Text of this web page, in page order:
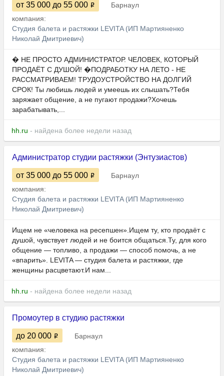
от 35 000 до 55 000
Барнаул
компания:
Студия балета и растяжки LEVITA (ИП Мартияненко
Николай Дмитриевич)
� НЕ ПРОСТО АДМИНИСТРАТОР. ЧЕЛОВЕК, КОТОРЫЙ
ПРОДАЁТ С ДУШОЙ! �ПОДРАБОТКУ НА ЛЕТО - НЕ
РАССМАТРИВАЕМ! ТРУДОУСТРОЙСТВО НА ДОЛГИЙ
СРОК! Ты любишь людей и умеешь их слышать?Тебя
заряжает общение, а не пугают продажи?Хочешь
зарабатывать,...
hh.ru - найдена более недели назад
Администратор студии растяжки (Энтузиастов)
от 35 000 до 55 000
Барнаул
компания:
Студия балета и растяжки LEVITA (ИП Мартияненко
Николай Дмитриевич)
Ищем не «человека на ресепшен».Ищем ту, кто продаёт с
душой, чувствует людей и не боится общаться.Ту, для кого
общение — топливо, а продажи — способ помочь, а не
«впарить». LEVITA — студия балета и растяжки, где
женщины расцветают.И нам...
hh.ru - найдена более недели назад
Промоутер в студию растяжки
до 20 000
Барнаул
компания:
Студия балета и растяжки LEVITA (ИП Мартияненко
Николай Дмитриевич)